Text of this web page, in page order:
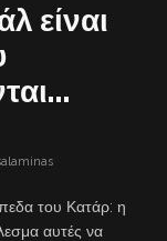
είναι
του Κατάρ: η
αυτές να